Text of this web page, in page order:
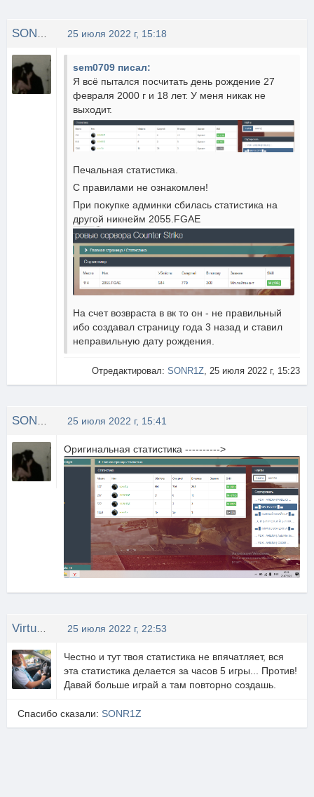
25 июля 2022 г, 15:18
sem0709 писал:
Я всё пытался посчитать день рождение 27
февраля 2000 г и 18 лет. У меня никак не
выходит.
Печальная статистика.
С правилами не ознакомлен!
При покупке админки сбилась статистика на
другой никнейм 2055.FGAE
На счет возвраста в вк то он - не правильный
ибо создавал страницу года 3 назад и ставил
неправильную дату рождения.
Отредактировал: SONR1Z, 25 июля 2022 г, 15:23
25 июля 2022 г, 15:41
Оригинальная статистика ---------->
25 июля 2022 г, 22:53
Честно и тут твоя статистика не впячатляет, вся
эта статистика делается за часов 5 игры... Против!
Давай больше играй а там повторно создашь.
Спасибо сказали: SONR1Z